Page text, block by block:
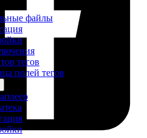
файлы
тегов
полей тегов